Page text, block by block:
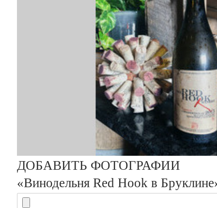
ДОБАВИТЬ ФОТОГРАФИИ
«Винодельня Red Hook в